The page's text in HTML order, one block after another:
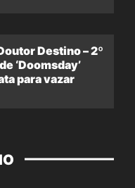
Destino – 2º
‘Doomsday’
para vazar